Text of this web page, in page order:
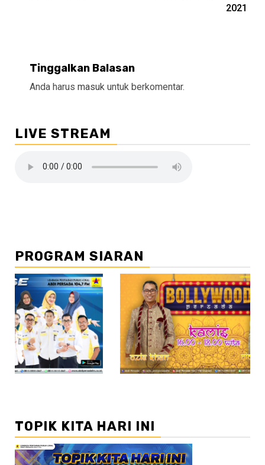
2021
Tinggalkan Balasan
Anda harus masuk untuk berkomentar.
LIVE STREAM
PROGRAM SIARAN
//2 //3
TOPIK KITA HARI INI